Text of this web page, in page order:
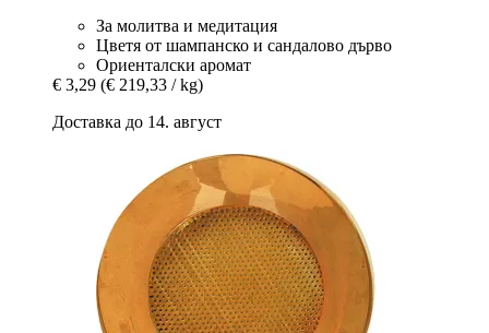
За молитва и медитация
Цветя от шампанско и сандалово дърво
Ориенталски аромат
€ 3,29 (€ 219,33 / kg)
Доставка до 14. август